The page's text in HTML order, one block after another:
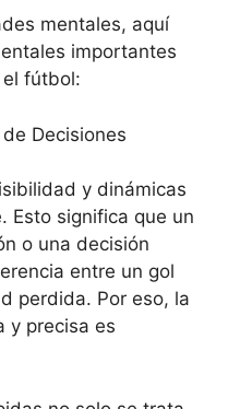
mentales, aquí
importantes
fútbol:
Decisiones
y dinámicas
Esto significa que un
o una decisión
entre un gol
perdida. Por eso, la
y precisa es